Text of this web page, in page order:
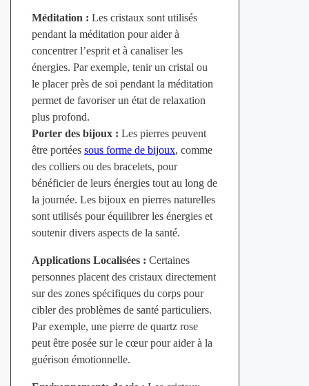
Méditation : Les cristaux sont utilisés
pendant la méditation pour aider à
concentrer l’esprit et à canaliser les
énergies. Par exemple, tenir un cristal ou
le placer près de soi pendant la méditation
permet de favoriser un état de relaxation
plus profond.
Porter des bijoux : Les pierres peuvent
être portées sous forme de bijoux, comme
des colliers ou des bracelets, pour
bénéficier de leurs énergies tout au long de
la journée. Les bijoux en pierres naturelles
sont utilisés pour équilibrer les énergies et
soutenir divers aspects de la santé.
Applications Localisées : Certaines
personnes placent des cristaux directement
sur des zones spécifiques du corps pour
cibler des problèmes de santé particuliers.
Par exemple, une pierre de quartz rose
peut être posée sur le cœur pour aider à la
guérison émotionnelle.